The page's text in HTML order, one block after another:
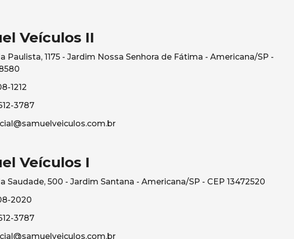
Veículos II
Paulista, 1175 - Jardim Nossa Senhora de Fátima - Americana/SP -
1212
3787
Veículos I
Saudade, 500 - Jardim Santana - Americana/SP - CEP 13472520
2020
3787